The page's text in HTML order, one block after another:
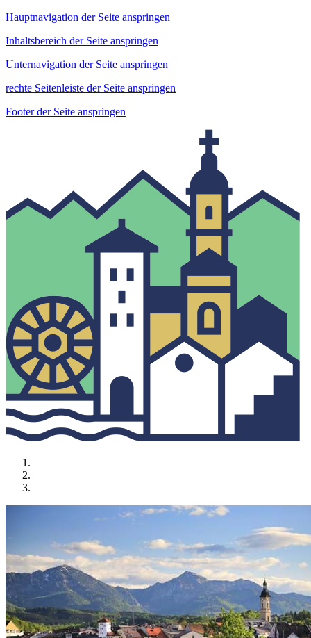
Hauptnavigation der Seite anspringen
Inhaltsbereich der Seite anspringen
Unternavigation der Seite anspringen
rechte Seitenleiste der Seite anspringen
Footer der Seite anspringen